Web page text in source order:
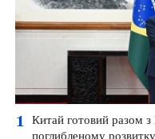
1
Китай готовий разом
поглибленому